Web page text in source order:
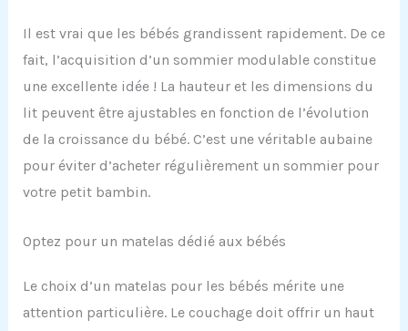
Il est vrai que les bébés grandissent rapidement. De ce
fait, l’acquisition d’un sommier modulable constitue
une excellente idée ! La hauteur et les dimensions du
lit peuvent être ajustables en fonction de l’évolution
de la croissance du bébé. C’est une véritable aubaine
pour éviter d’acheter régulièrement un sommier pour
votre petit bambin.
Optez pour un matelas dédié aux bébés
Le choix d’un matelas pour les bébés mérite une
attention particulière. Le couchage doit offrir un haut